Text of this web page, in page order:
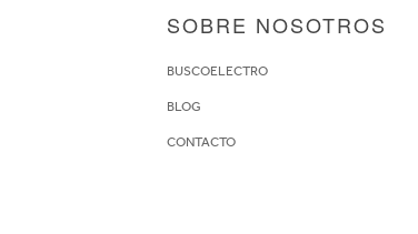
SOBRE NOSOTROS
BUSCOELECTRO
BLOG
CONTACTO